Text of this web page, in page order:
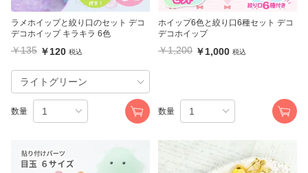
ラメホイップと絞り口のセット デコ
デコホイップ キラキラ 6色
￥135 ￥120 税込
数量
ホイップ6色と絞り口6種セット デコ
デコホイップ
￥1,200 ￥1,000 税込
数量